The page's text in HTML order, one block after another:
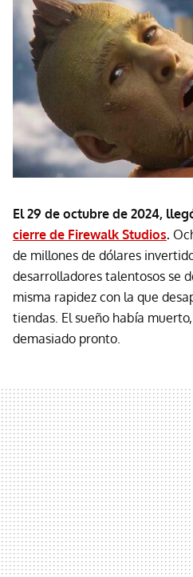
El 29 de octubre de 2024,
cierre de Firewalk Studios.
de millones de dólares
desarrolladores talentosos se
misma rapidez con la que
tiendas. El sueño había
demasiado pronto.